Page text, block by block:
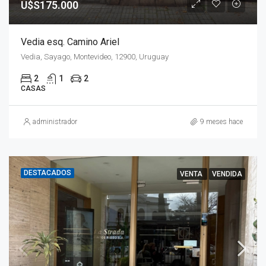
U$S175.000
Vedia esq. Camino Ariel
Vedia, Sayago, Montevideo, 12900, Uruguay
2 1 2
CASAS
administrador 9 meses hace
DESTACADOS VENTA VENDIDA